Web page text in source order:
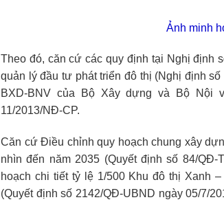
Ảnh minh
Theo đó, căn cứ các quy định tại Nghị định
quản lý đầu tư phát triển đô thị (Nghị định
BXD-BNV của Bộ Xây dựng và Bộ Nội
11/2013/NĐ-CP.
Căn cứ Điều chỉnh quy hoạch chung xây
nhìn đến năm 2035 (Quyết định số 84/
hoạch chi tiết tỷ lệ 1/500 Khu đô thị Xanh
(Quyết định số 2142/QĐ-UBND ngày 05/7/